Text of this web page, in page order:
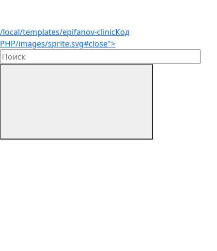
/local/templates/epifanov-clinicКод
PHP/images/sprite.svg#close">